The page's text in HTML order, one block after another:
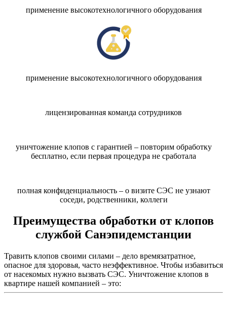
применение высокотехнологичного оборудования
применение высокотехнологичного оборудования
лицензированная команда сотрудников
уничтожение клопов с гарантией – повторим обработку
бесплатно, если первая процедура не сработала
полная конфиденциальность – о визите СЭС не узнают
соседи, родственники, коллеги
Преимущества обработки от клопов
службой Санэпидемстанции
Травить клопов своими силами – дело времязатратное,
опасное для здоровья, часто неэффективное. Чтобы избавиться
от насекомых нужно вызвать СЭС. Уничтожение клопов в
квартире нашей компанией – это: